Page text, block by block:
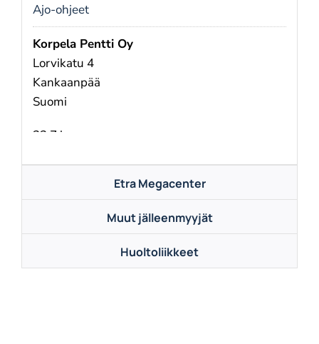
Ajo-ohjeet
Korpela Pentti Oy
Lorvikatu 4
Kankaanpää
Suomi
23.7 km
ETRA Megacenter Pori
Etra Megacenter
Muut jälleenmyyjät
Huoltoliikkeet